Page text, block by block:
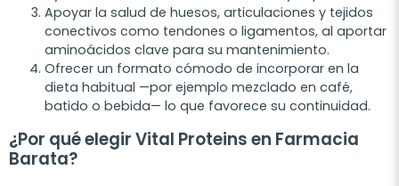
Apoyar la salud de huesos, articulaciones y tejidos
conectivos como tendones o ligamentos, al aportar
aminoácidos clave para su mantenimiento.
Ofrecer un formato cómodo de incorporar en la
dieta habitual —por ejemplo mezclado en café,
batido o bebida— lo que favorece su continuidad.
¿Por qué elegir Vital Proteins en Farmacia
Barata?